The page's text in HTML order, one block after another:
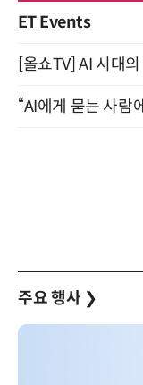
ET Events
주요 행사 ❯